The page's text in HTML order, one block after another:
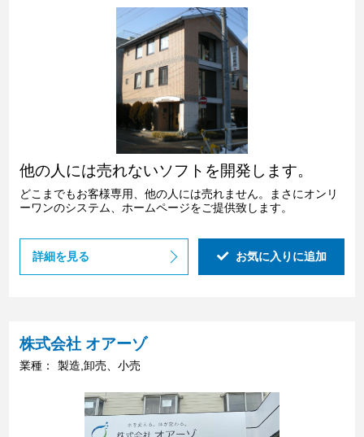
他の人には売れないソフトを開発します。
どこまでもお客様専用、他の人には売れません。まさにオンリ
ーワンのシステム、ホームページをご提供致します。
詳細を見る お気に入りに追加
株式会社 オアーゾ
業種： 製造,卸売、小売